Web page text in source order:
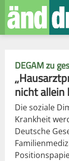
DEGAM zu
nicht allein
Die soziale
Krankheit
Deutsche